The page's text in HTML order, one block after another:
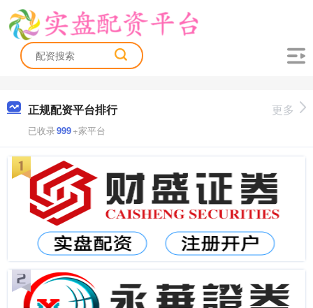
正规配资平台排行
已收录999+家平台
更多